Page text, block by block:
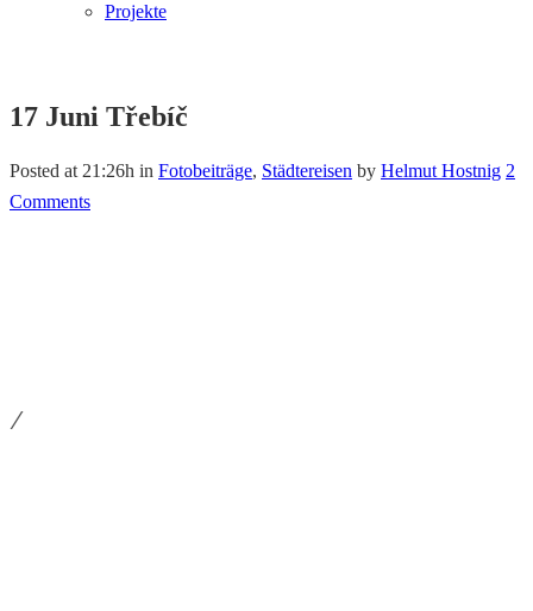
Projekte
17 Juni Třebíč
Posted at 21:26h in Fotobeiträge, Städtereisen by Helmut Hostnig 2
Comments
/